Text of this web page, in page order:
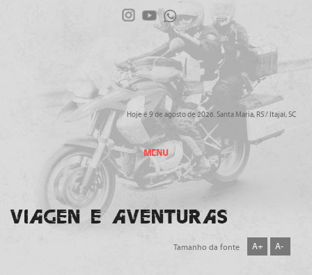
Hoje é 9 de agosto de 2026. Santa Maria, RS / Itajaí, SC
MENU
VIAGEN E AVENTURAS
Tamanho da fonte A+ A-